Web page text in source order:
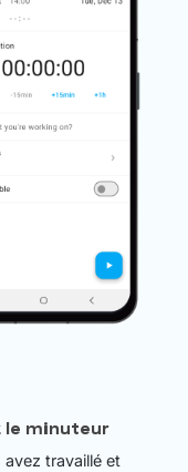
le minuteur
travaillé et